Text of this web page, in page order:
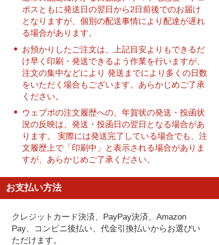
ポスともに発送日の翌日から2日前後でのお届け
となりますが、個別の配送事情により配達が遅れ
る場合があります。
お預かりしたご注文は、上記目安よりもできるだ
け早く印刷・発送できるよう作業を行いますが、
注文の集中などにより 発送までにより多くの日数
をいただく場合もございます。あらかじめご了承
ください。
ウェブポの注文履歴への、年賀状の発送・投函状
況の反映は、発送・投函日の翌日となる場合があ
ります。 実際には発送完了している場合でも、注
文履歴上で「印刷中」と表示される場合がありま
すが、あらかじめご了承ください。
お支払い方法
クレジットカード決済、PayPay決済、Amazon
Pay、コンビニ後払い、代金引換払いからお選びい
ただけます。